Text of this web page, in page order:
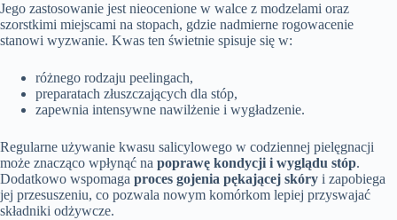
Jego zastosowanie jest nieocenione w walce z modzelami oraz
szorstkimi miejscami na stopach, gdzie nadmierne rogowacenie
stanowi wyzwanie. Kwas ten świetnie spisuje się w:
różnego rodzaju peelingach,
preparatach złuszczających dla stóp,
zapewnia intensywne nawilżenie i wygładzenie.
Regularne używanie kwasu salicylowego w codziennej pielęgnacji
może znacząco wpłynąć na poprawę kondycji i wyglądu stóp.
Dodatkowo wspomaga proces gojenia pękającej skóry i zapobiega
jej przesuszeniu, co pozwala nowym komórkom lepiej przyswajać
składniki odżywcze.